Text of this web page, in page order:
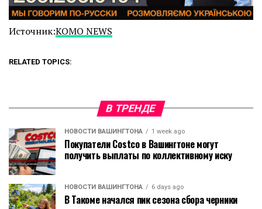
Источник:KOMO NEWS
RELATED TOPICS:
В ТРЕНДЕ
НОВОСТИ ВАШИНГТОНА 1 week ago
Покупатели Costco в Вашингтоне могут
получить выплаты по коллективному иску
НОВОСТИ ВАШИНГТОНА 6 days ago
В Такоме начался пик сезона сбора черники